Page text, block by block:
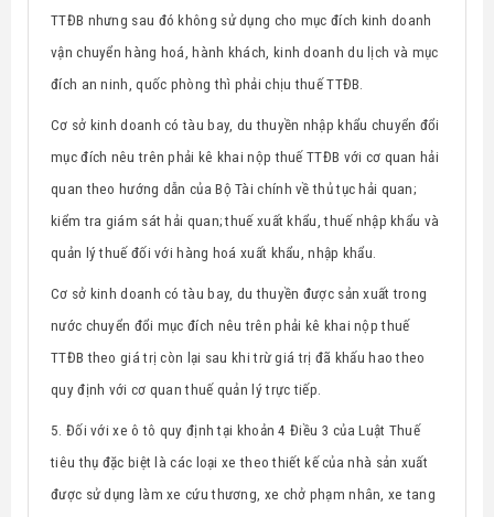
TTĐB nhưng sau đó không sử dụng cho mục đích kinh doanh
vận chuyển hàng hoá, hành khách, kinh doanh du lịch và mục
đích an ninh, quốc phòng thì phải chịu thuế TTĐB.
Cơ sở kinh doanh có tàu bay, du thuyền nhập khẩu chuyển đổi
mục đích nêu trên phải kê khai nộp thuế TTĐB với cơ quan hải
quan theo hướng dẫn của Bộ Tài chính về thủ tục hải quan;
kiểm tra giám sát hải quan; thuế xuất khẩu, thuế nhập khẩu và
quản lý thuế đối với hàng hoá xuất khẩu, nhập khẩu.
Cơ sở kinh doanh có tàu bay, du thuyền được sản xuất trong
nước chuyển đổi mục đích nêu trên phải kê khai nộp thuế
TTĐB theo giá trị còn lại sau khi trừ giá trị đã khấu hao theo
quy định với cơ quan thuế quản lý trực tiếp.
5. Đối với xe ô tô quy định tại khoản 4 Điều 3 của Luật Thuế
tiêu thụ đặc biệt là các loại xe theo thiết kế của nhà sản xuất
được sử dụng làm xe cứu thương, xe chở phạm nhân, xe tang